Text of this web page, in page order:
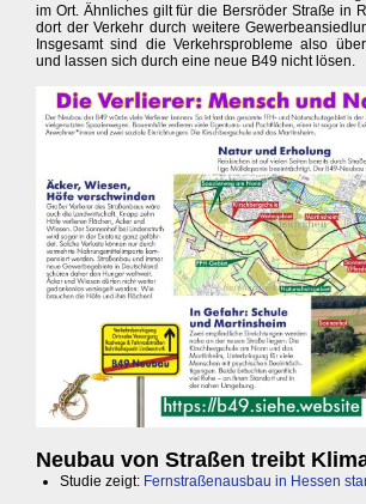
im Ort. Ähnliches gilt für die Bersröder Straße in
dort der Verkehr durch weitere
Insgesamt sind die Verkehrsprobleme also
und lassen sich durch eine neue B49 nicht lösen.
Neubau von Straßen treibt
Studie zeigt: Fernstraßenausbau in Hessen